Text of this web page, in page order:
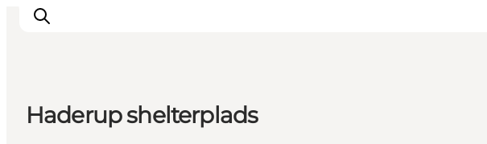
Haderup shelterplads